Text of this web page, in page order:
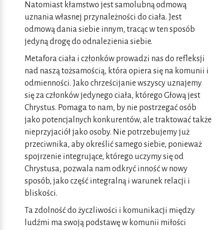
Natomiast kłamstwo jest samolubną odmową
uznania własnej przynależności do ciała. Jest
odmową dania siebie innym, tracąc w ten sposób
jedyną drogę do odnalezienia siebie.
Metafora ciała i członków prowadzi nas do refleksji
nad naszą tożsamością, która opiera się na komunii i
odmienności. Jako chrześcijanie wszyscy uznajemy
się za członków jedynego ciała, którego Głową jest
Chrystus. Pomaga to nam, by nie postrzegać osób
jako potencjalnych konkurentów, ale traktować także
nieprzyjaciół jako osoby. Nie potrzebujemy już
przeciwnika, aby określić samego siebie, ponieważ
spojrzenie integrujące, którego uczymy się od
Chrystusa, pozwala nam odkryć inność w nowy
sposób, jako część integralną i warunek relacji i
bliskości.
Ta zdolność do życzliwości i komunikacji między
ludźmi ma swoją podstawę w komunii miłości